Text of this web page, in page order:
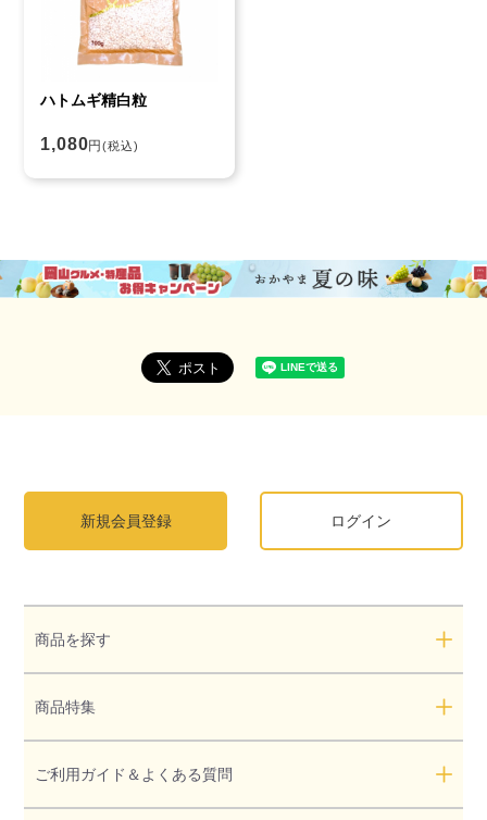
ハトムギ精白粒
1,080円(税込)
新規会員登録 ログイン
商品を探す
商品特集
ご利用ガイド＆よくある質問